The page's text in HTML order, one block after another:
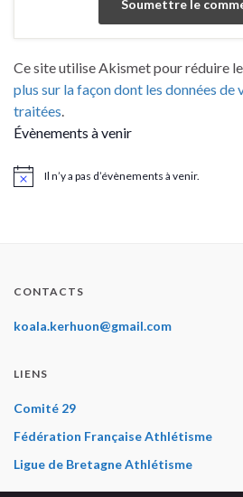
Ce site utilise Akismet pour réduire
plus sur la façon dont les données
traitées.
Évènements à venir
NoticeIl n’y a pas d’évènements à venir.
CONTACTS
koala.kerhuon@gmail.com
LIENS
Comité 29
Fédération Française Athlétisme
Ligue de Bretagne Athlétisme